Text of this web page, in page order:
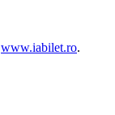
www.iabilet.ro.